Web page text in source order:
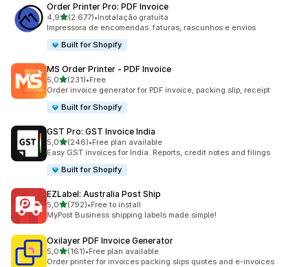
Order Printer Pro: PDF Invoice
4,9de 5 estrelas
(2.677)
2677 total de avaliações
•Instalação gratuita
Impressora de encomendas: faturas, rascunhos e envios
Built for Shopify
MS Order Printer ‑ PDF Invoice
5,0de 5 estrelas
(231)
231 total de avaliações
•Free
Order invoice generator for PDF invoice, packing slip, receipt
Built for Shopify
GST Pro: GST Invoice India
5,0de 5 estrelas
(246)
246 total de avaliações
•Free plan available
Easy GST invoices for India. Reports, credit notes and filings
Built for Shopify
EZLabel: Australia Post Ship
5,0de 5 estrelas
(792)
792 total de avaliações
•Free to install
MyPost Business shipping labels made simple!
Oxilayer PDF Invoice Generator
5,0de 5 estrelas
(161)
161 total de avaliações
•Free plan available
Order printer for invoices packing slips quotes and e-invoices